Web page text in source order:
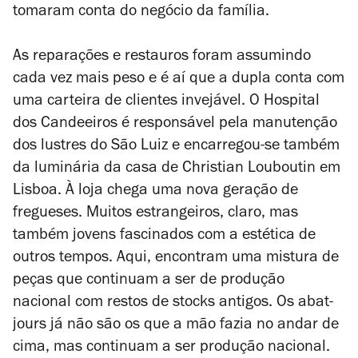
tomaram conta do negócio da família.
As reparações e restauros foram assumindo
cada vez mais peso e é aí que a dupla conta com
uma carteira de clientes invejável. O Hospital
dos Candeeiros é responsável pela manutenção
dos lustres do São Luiz e encarregou-se também
da luminária da casa de Christian Louboutin em
Lisboa. À loja chega uma nova geração de
fregueses. Muitos estrangeiros, claro, mas
também jovens fascinados com a estética de
outros tempos. Aqui, encontram uma mistura de
peças que continuam a ser de produção
nacional com restos de stocks antigos. Os abat-
jours já não são os que a mão fazia no andar de
cima, mas continuam a ser produção nacional.